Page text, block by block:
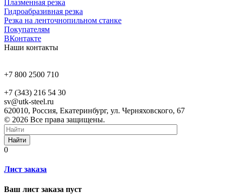
Плазменная резка
Гидроабразивная резка
Резка на ленточнопильном станке
Покупателям
ВКонтакте
Наши контакты
+7 800 2500 710
+7 (343) 216 54 30
sv@utk-steel.ru
620010, Россия, Екатеринбург, ул. Черняховского, 67
© 2026 Все права защищены.
Найти
0
Лист заказа
Ваш лист заказа пуст